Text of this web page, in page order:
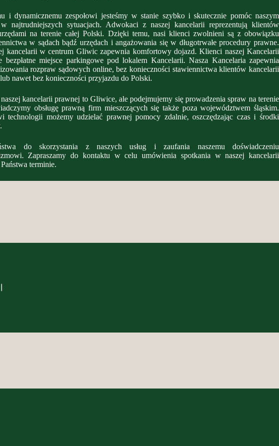
i dynamicznemu zespołowi jesteśmy w stanie szybko i skutecznie pomóc naszym
najtrudniejszych sytuacjach. Adwokaci z naszej kancelarii reprezentują klientów
na terenie całej Polski. Dzięki temu, nasi klienci zwolnieni są z obowiązku
w sądach bądź urzędach i angażowania się w długotrwałe procedury prawne.
kancelarii w centrum Gliwic zapewnia komfortowy dojazd. Klienci naszej Kancelarii
bezpłatne miejsce parkingowe pod lokalem Kancelarii. Nasza Kancelaria zapewnia
rozpraw sądowych online, bez konieczności stawiennictwa klientów kancelarii
nawet bez konieczności przyjazdu do Polski.
kancelarii prawnej to Gliwice, ale podejmujemy się prowadzenia spraw na terenie
obsługę prawną firm mieszczących się także poza województwem śląskim.
technologii możemy udzielać prawnej pomocy zdalnie, oszczędzając czas i środki
do skorzystania z naszych usług i zaufania naszemu doświadczeniu
Zapraszamy do kontaktu w celu umówienia spotkania w naszej kancelarii
terminie.